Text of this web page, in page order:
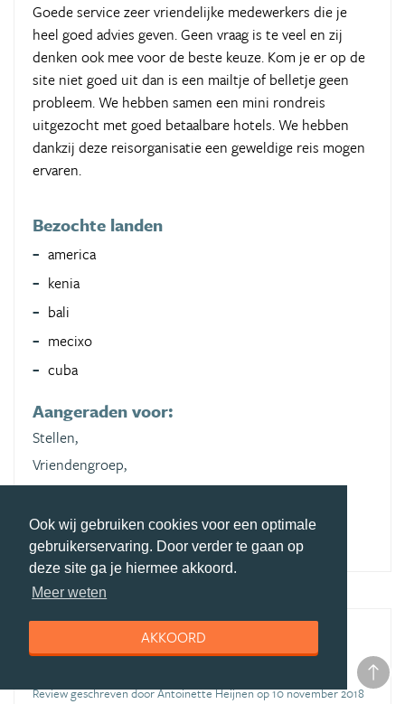
Ook wij gebruiken cookies voor een optimale
gebruikerservaring. Door verder te gaan op
deze site ga je hiermee akkoord.
Meer weten
AKKOORD
Goede service zeer vriendelijke medewerkers die je
heel goed advies geven. Geen vraag is te veel en zij
denken ook mee voor de beste keuze. Kom je er op de
site niet goed uit dan is een mailtje of belletje geen
probleem. We hebben samen een mini rondreis
uitgezocht met goed betaalbare hotels. We hebben
dankzij deze reisorganisatie een geweldige reis mogen
ervaren.
Bezochte landen
america
kenia
bali
mecixo
cuba
Aangeraden voor:
Stellen,
Vriendengroep,
Natuurliefhebbers,
Cultuurliefhebbers
Mooie reis met 333travel
Review geschreven door Antoinette Heijnen op 10 november 2018